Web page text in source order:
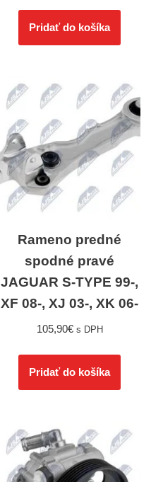
Pridať do košíka
Rameno predné
spodné pravé
JAGUAR S-TYPE 99-,
XF 08-, XJ 03-, XK 06-
105,90€ s DPH
Pridať do košíka